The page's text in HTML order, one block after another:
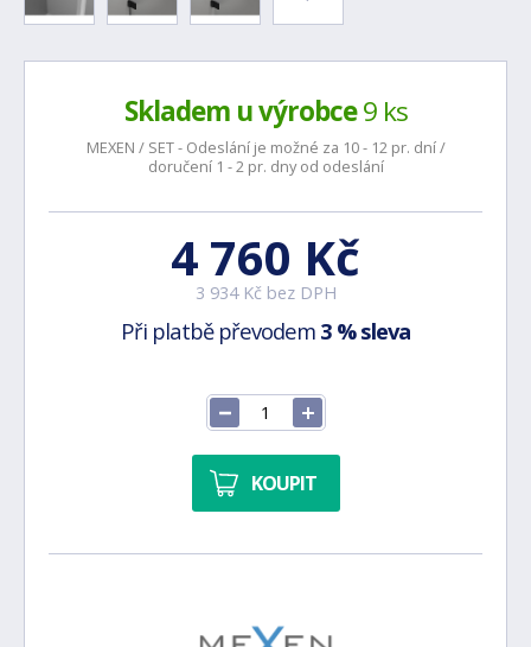
Skladem u výrobce9 ks
MEXEN / SET - Odeslání je možné za 10 - 12 pr. dní /
doručení 1 - 2 pr. dny od odeslání
4 760 Kč
3 934 Kč bez DPH
Při platbě převodem 3 % sleva
KOUPIT